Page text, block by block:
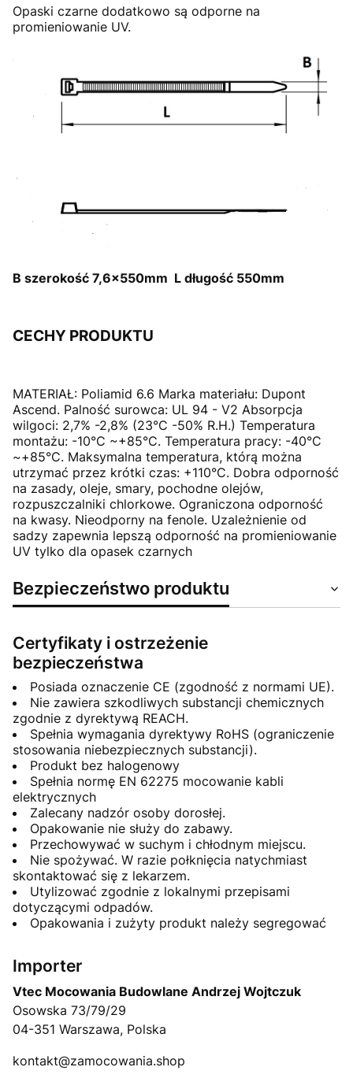
Opaski czarne dodatkowo są odporne na
promieniowanie UV.
B szerokość 7,6x550mm L długość 550mm
CECHY PRODUKTU
MATERIAŁ: Poliamid 6.6 Marka materiału: Dupont
Ascend. Palność surowca: UL 94 - V2 Absorpcja
wilgoci: 2,7% -2,8% (23°C -50% R.H.) Temperatura
montażu: -10°C ~+85°C. Temperatura pracy: -40°C
~+85°C. Maksymalna temperatura, którą można
utrzymać przez krótki czas: +110°C. Dobra odporność
na zasady, oleje, smary, pochodne olejów,
rozpuszczalniki chlorkowe. Ograniczona odporność
na kwasy. Nieodporny na fenole. Uzależnienie od
sadzy zapewnia lepszą odporność na promieniowanie
UV tylko dla opasek czarnych
Bezpieczeństwo produktu
Certyfikaty i ostrzeżenie
bezpieczeństwa
Posiada oznaczenie CE (zgodność z normami UE).
Nie zawiera szkodliwych substancji chemicznych
zgodnie z dyrektywą REACH.
Spełnia wymagania dyrektywy RoHS (ograniczenie
stosowania niebezpiecznych substancji).
Produkt bez halogenowy
Spełnia normę EN 62275 mocowanie kabli
elektrycznych
Zalecany nadzór osoby dorosłej.
Opakowanie nie służy do zabawy.
Przechowywać w suchym i chłodnym miejscu.
Nie spożywać. W razie połknięcia natychmiast
skontaktować się z lekarzem.
Utylizować zgodnie z lokalnymi przepisami
dotyczącymi odpadów.
Opakowania i zużyty produkt należy segregować
Importer
Vtec Mocowania Budowlane Andrzej Wojtczuk
Osowska 73/79/29
04-351 Warszawa, Polska
kontakt@zamocowania.shop